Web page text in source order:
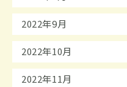
2022年9月
2022年10月
2022年11月